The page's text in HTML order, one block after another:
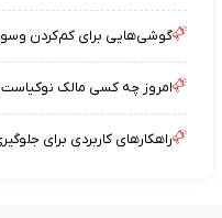
گوشی‌هایی برای کم‌کردن
امروز چه کسی مالک
راهکارهای کاربردی برای